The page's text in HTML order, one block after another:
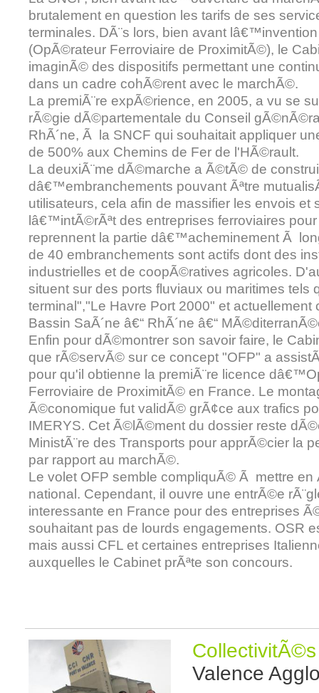
brutalement en question les tarifs de ses
terminales. DÃ¨s lors, bien avant
(OpÃ©rateur Ferroviaire de ProximitÃ©), le
imaginÃ© des dispositifs permettant une
dans un cadre cohÃ©rent avec le marchÃ©.
La premiÃ¨re expÃ©rience, en 2005, a vu se
rÃ©gie dÃ©partementale du Conseil
RhÃ´ne, Ã la SNCF qui souhaitait appliquer
de 500% aux Chemins de Fer de l'HÃ©rault.
La deuxiÃ¨me dÃ©marche a Ã©tÃ© de
dâ€™embranchements pouvant Ãªtre
utilisateurs, cela afin de massifier les envois et
lâ€™intÃ©rÃªt des entreprises ferroviaires
reprennent la partie dâ€™acheminement Ã
de 40 embranchements sont actifs dont des
industrielles et de coopÃ©ratives agricoles.
situent sur des ports fluviaux ou maritimes tels
terminal","Le Havre Port 2000" et actuellement
Bassin SaÃ´ne â€“ RhÃ´ne â€“
Enfin pour dÃ©montrer son savoir faire, le
que rÃ©servÃ© sur ce concept "OFP" a
pour qu'il obtienne la premiÃ¨re licence
Ferroviaire de ProximitÃ© en France. Le
Ã©conomique fut validÃ© grÃ¢ce aux trafics
IMERYS. Cet Ã©lÃ©ment du dossier reste
MinistÃ¨re des Transports pour apprÃ©cier la
par rapport au marchÃ©.
Le volet OFP semble compliquÃ© Ã mettre en
national. Cependant, il ouvre une entrÃ©e
interessante en France pour des entreprises
souhaitant pas de lourds engagements. OSR
mais aussi CFL et certaines entreprises
auxquelles le Cabinet prÃªte son concours.
Valence